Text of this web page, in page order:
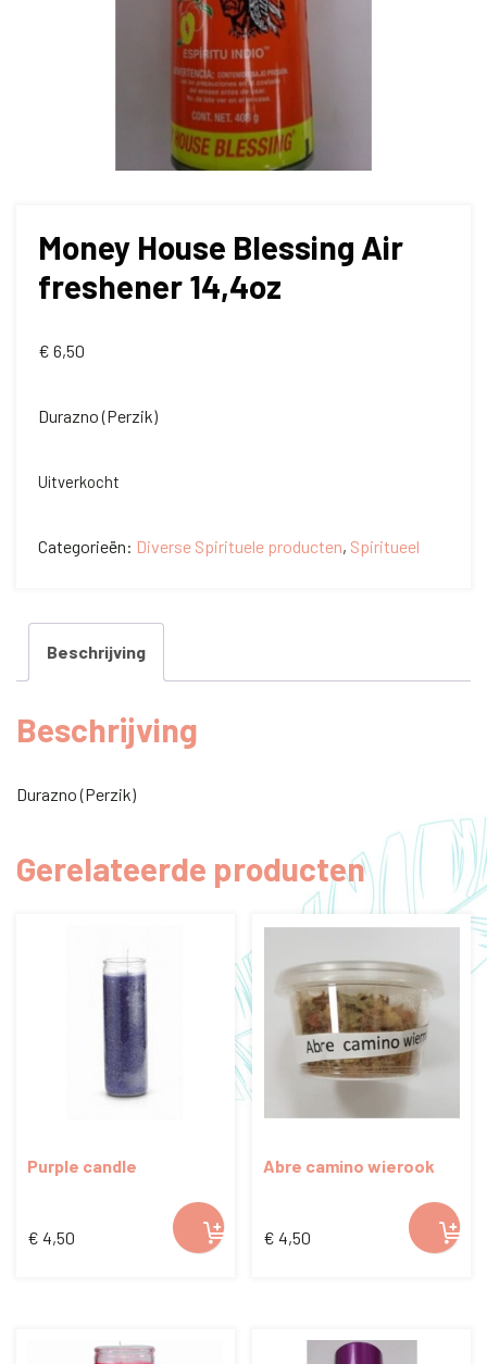
Money House Blessing Air
freshener 14,4oz
€ 6,50
Durazno (Perzik)
Uitverkocht
Categorieën: Diverse Spirituele producten, Spiritueel
Beschrijving
Beschrijving
Durazno (Perzik)
Gerelateerde producten
Purple candle
€ 4,50
Abre camino wierook
€ 4,50